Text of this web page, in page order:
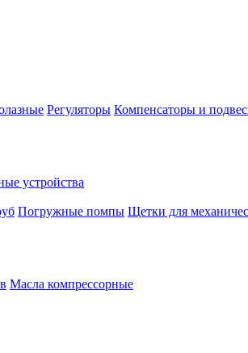
Регуляторы Компенсаторы и
устройства
Погружные помпы Щетки для
Масла компрессорные